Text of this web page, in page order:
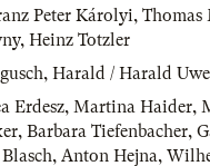
Peter Károlyi, Thomas
, Heinz Totzler
, Harald / Harald
Erdesz, Martina Haider,
, Barbara Tiefenbacher,
, Anton Hejna,